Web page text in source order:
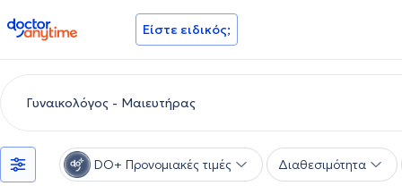
doctoranytime Είστε ειδικός;
DO+ Προνομιακές τιμές Διαθεσιμότητα